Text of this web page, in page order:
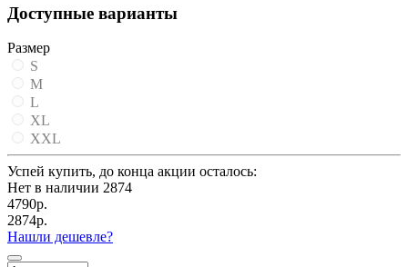
Доступные варианты
Размер
S
M
L
XL
XXL
Успей купить, до конца акции осталось:
Нет в наличии 2874
4790р.
2874р.
Нашли дешевле?